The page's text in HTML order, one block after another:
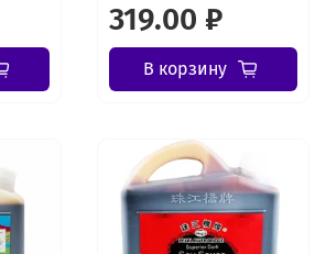
319.00 ₽
В корзину